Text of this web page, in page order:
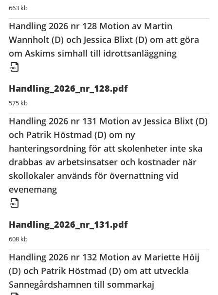
663 kb
Handling 2026 nr 128 Motion av Martin
Wannholt (D) och Jessica Blixt (D) om att göra
om Askims simhall till idrottsanläggning
Handling_2026_nr_128.pdf
575 kb
Handling 2026 nr 131 Motion av Jessica Blixt (D)
och Patrik Höstmad (D) om ny
hanteringsordning för att skolenheter inte ska
drabbas av arbetsinsatser och kostnader när
skollokaler används för övernattning vid
evenemang
Handling_2026_nr_131.pdf
608 kb
Handling 2026 nr 132 Motion av Mariette Höij
(D) och Patrik Höstmad (D) om att utveckla
Sannegårdshamnen till sommarkaj